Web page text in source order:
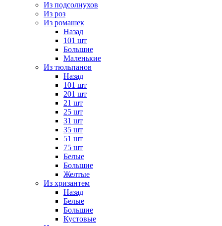
Из подсолнухов
Из роз
Из ромашек
Назад
101 шт
Большие
Маленькие
Из тюльпанов
Назад
101 шт
201 шт
21 шт
25 шт
31 шт
35 шт
51 шт
75 шт
Белые
Большие
Желтые
Из хризантем
Назад
Белые
Большие
Кустовые